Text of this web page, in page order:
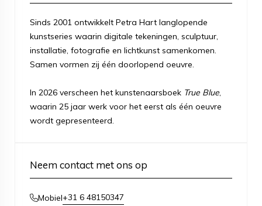
Sinds 2001 ontwikkelt Petra Hart langlopende
kunstseries waarin digitale tekeningen, sculptuur,
installatie, fotografie en lichtkunst samenkomen.
Samen vormen zij één doorlopend oeuvre.
In 2026 verscheen het kunstenaarsboek True Blue,
waarin 25 jaar werk voor het eerst als één oeuvre
wordt gepresenteerd.
Neem contact met ons op
Mobiel+31 6 48150347